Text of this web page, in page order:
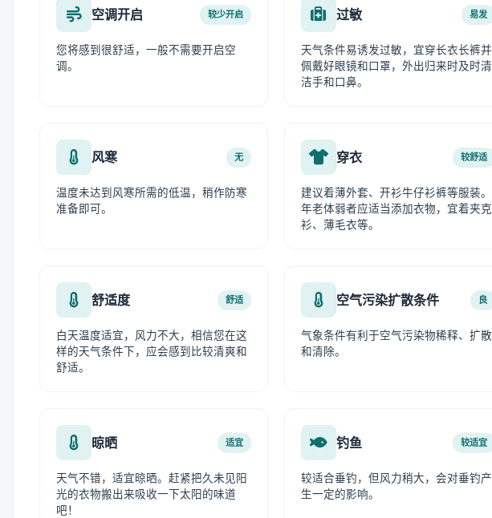
空调开启 较少开启
您将感到很舒适，一般不需要开启空
调。
过敏 易发
天气条件易诱发过敏，宜穿长衣长裤并
佩戴好眼镜和口罩，外出归来时及时清
洁手和口鼻。
风寒 无
温度未达到风寒所需的低温，稍作防寒
准备即可。
穿衣 较舒适
建议着薄外套、开衫牛仔衫裤等服装。
年老体弱者应适当添加衣物，宜着夹克
衫、薄毛衣等。
舒适度 舒适
白天温度适宜，风力不大，相信您在这
样的天气条件下，应会感到比较清爽和
舒适。
空气污染扩散条件 良
气象条件有利于空气污染物稀释、扩散
和清除。
晾晒 适宜
天气不错，适宜晾晒。赶紧把久未见阳
光的衣物搬出来吸收一下太阳的味道
吧！
钓鱼 较适宜
较适合垂钓，但风力稍大，会对垂钓产
生一定的影响。